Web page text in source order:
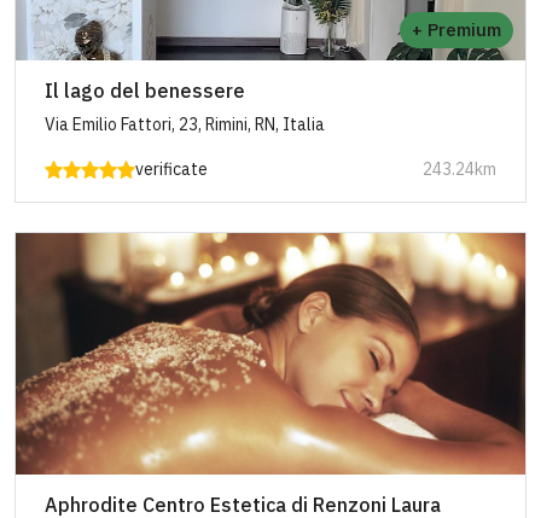
+ Premium
Il lago del benessere
Via Emilio Fattori, 23, Rimini, RN, Italia
verificate 243.24km
Aphrodite Centro Estetica di Renzoni Laura